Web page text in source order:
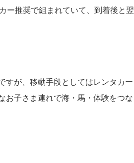
ー推奨で組まれていて、到着後と翌
すが、移動手段としてはレンタカー
お子さま連れで海・馬・体験をつな